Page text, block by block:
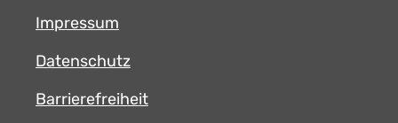
Impressum
Datenschutz
Barrierefreiheit